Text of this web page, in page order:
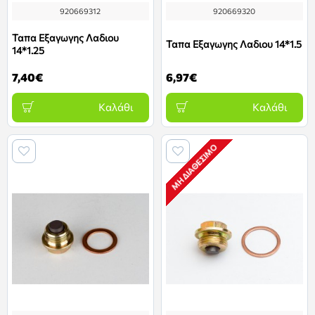
920669312
Ταπα Εξαγωγης Λαδιου
14*1.25
7,40€
Καλάθι
920669320
Ταπα Εξαγωγης Λαδιου 14*1.5
6,97€
Καλάθι
ΜΗ ΔΙΑΘΈΣΙΜΟ